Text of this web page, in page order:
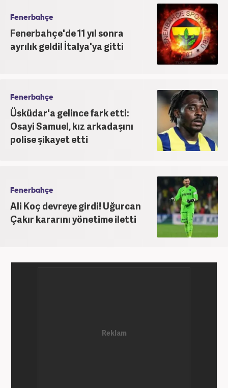
Haber7.com’da devam etmektedir.
Fenerbahçe
Fenerbahçe'de 11 yıl sonra
ayrılık geldi! İtalya'ya gitti
Fenerbahçe
Üsküdar'a gelince fark etti:
Osayi Samuel, kız arkadaşını
polise şikayet etti
Fenerbahçe
Ali Koç devreye girdi! Uğurcan
Çakır kararını yönetime iletti